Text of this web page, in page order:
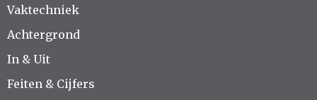
Vaktechniek
Achtergrond
In & Uit
Feiten & Cijfers